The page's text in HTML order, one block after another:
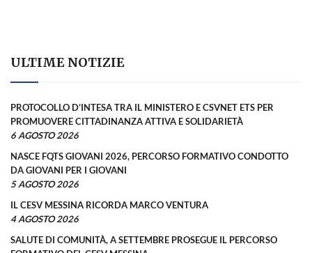
ULTIME NOTIZIE
PROTOCOLLO D’INTESA TRA IL MINISTERO E CSVNET ETS PER
PROMUOVERE CITTADINANZA ATTIVA E SOLIDARIETÀ
6 AGOSTO 2026
NASCE FQTS GIOVANI 2026, PERCORSO FORMATIVO CONDOTTO
DA GIOVANI PER I GIOVANI
5 AGOSTO 2026
IL CESV MESSINA RICORDA MARCO VENTURA
4 AGOSTO 2026
SALUTE DI COMUNITÀ, A SETTEMBRE PROSEGUE IL PERCORSO